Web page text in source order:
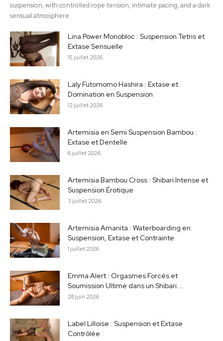
suspension, with controlled rope tension, intimate pacing, and a dark
sensual atmosphere.
Lina Power Monobloc : Suspension Tetris et
Extase Sensuelle
15 juillet 2026
Laly Futomomo Hashira : Extase et
Domination en Suspension
12 juillet 2026
Artemisia en Semi Suspension Bambou :
Extase et Dentelle
6 juillet 2026
Artemisia Bambou Cross : Shibari Intense et
Suspension Érotique
3 juillet 2026
Artemisia Amanita : Waterboarding en
Suspension, Extase et Contrainte
1 juillet 2026
Emma Alert : Orgasmes Forcés et
Soumission Ultime dans un Shibari...
28 juin 2026
Label Lilloise : Suspension et Extase
Contrôlée